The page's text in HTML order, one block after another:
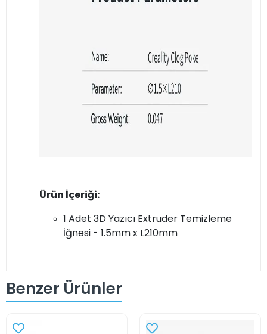
Ürün İçeriği:
1 Adet 3D Yazıcı Extruder Temizleme
İğnesi - 1.5mm x L210mm
Benzer Ürünler